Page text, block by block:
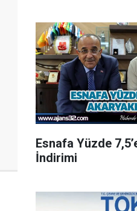
Esnafa Yüzde
İndirimi